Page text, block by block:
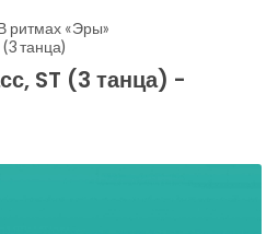
ритмах «Эры»
танца)
ST (3 танца) -